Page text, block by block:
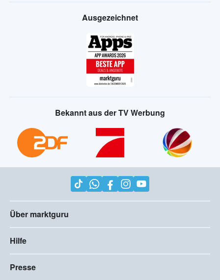
Ausgezeichnet
Bekannt aus der TV Werbung
Über marktguru
Hilfe
Presse